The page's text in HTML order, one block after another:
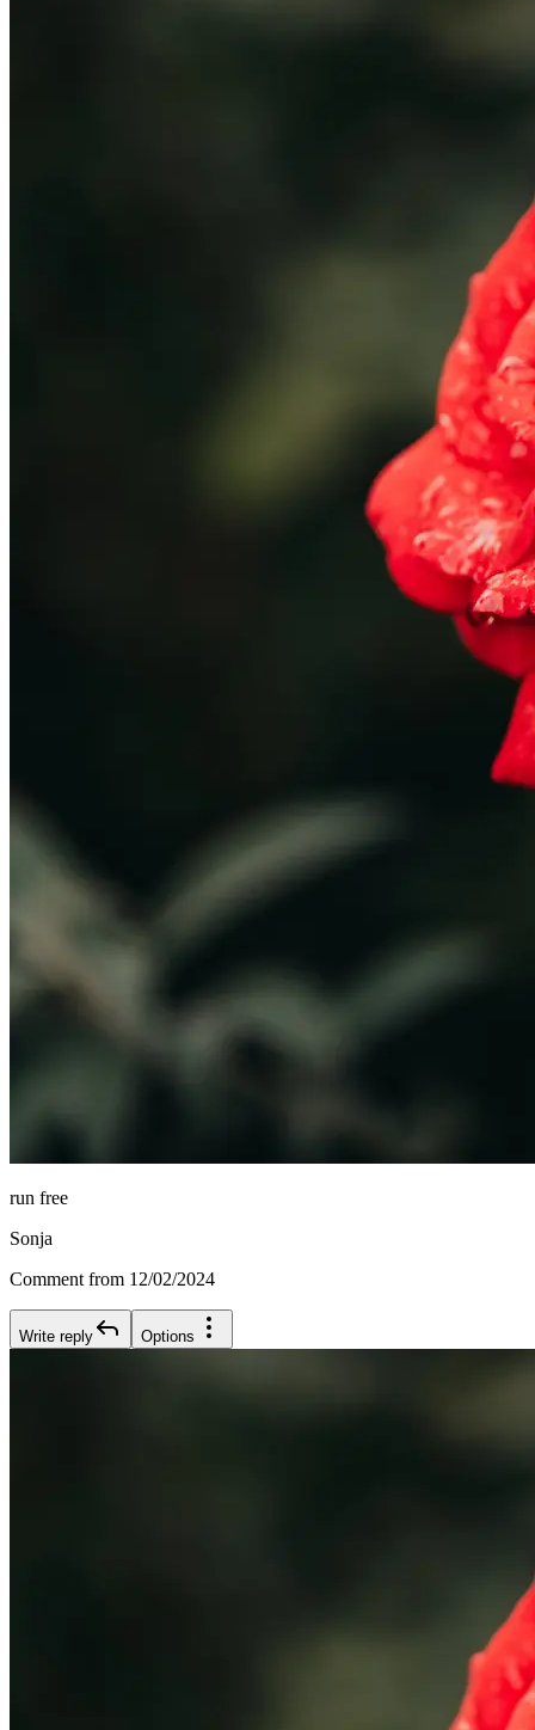
run free
Sonja
Comment from 12/02/2024
Write reply Options